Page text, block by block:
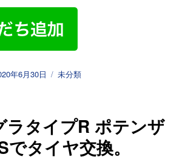
年6月30日
カ
ー
未分類
ラタイプR ポテンザ
でタイヤ交換。